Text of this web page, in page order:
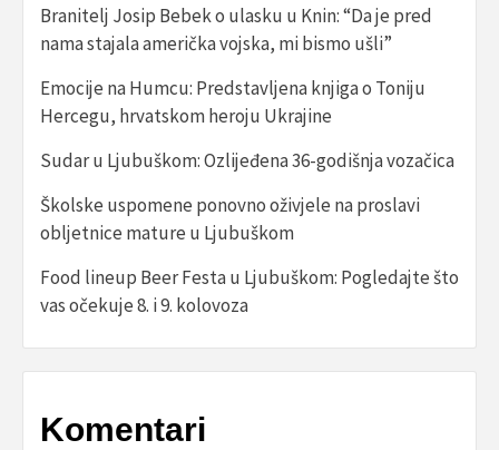
Branitelj Josip Bebek o ulasku u Knin: “Da je pred
nama stajala američka vojska, mi bismo ušli”
Emocije na Humcu: Predstavljena knjiga o Toniju
Hercegu, hrvatskom heroju Ukrajine
Sudar u Ljubuškom: Ozlijeđena 36-godišnja vozačica
Školske uspomene ponovno oživjele na proslavi
obljetnice mature u Ljubuškom
Food lineup Beer Festa u Ljubuškom: Pogledajte što
vas očekuje 8. i 9. kolovoza
Komentari